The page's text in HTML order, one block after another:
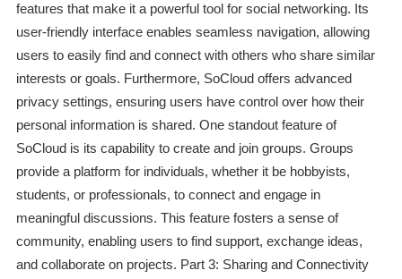
features that make it a powerful tool for social networking. Its
user-friendly interface enables seamless navigation, allowing
users to easily find and connect with others who share similar
interests or goals. Furthermore, SoCloud offers advanced
privacy settings, ensuring users have control over how their
personal information is shared. One standout feature of
SoCloud is its capability to create and join groups. Groups
provide a platform for individuals, whether it be hobbyists,
students, or professionals, to connect and engage in
meaningful discussions. This feature fosters a sense of
community, enabling users to find support, exchange ideas,
and collaborate on projects. Part 3: Sharing and Connectivity